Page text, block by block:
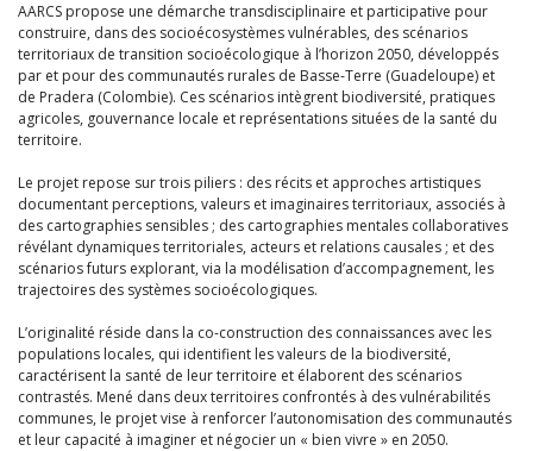
AARCS propose une démarche transdisciplinaire et participative pour
construire, dans des socioécosystèmes vulnérables, des scénarios
territoriaux de transition socioécologique à l’horizon 2050, développés
par et pour des communautés rurales de Basse-Terre (Guadeloupe) et
de Pradera (Colombie). Ces scénarios intègrent biodiversité, pratiques
agricoles, gouvernance locale et représentations situées de la santé du
territoire.
Le projet repose sur trois piliers : des récits et approches artistiques
documentant perceptions, valeurs et imaginaires territoriaux, associés à
des cartographies sensibles ; des cartographies mentales collaboratives
révélant dynamiques territoriales, acteurs et relations causales ; et des
scénarios futurs explorant, via la modélisation d’accompagnement, les
trajectoires des systèmes socioécologiques.
L’originalité réside dans la co-construction des connaissances avec les
populations locales, qui identifient les valeurs de la biodiversité,
caractérisent la santé de leur territoire et élaborent des scénarios
contrastés. Mené dans deux territoires confrontés à des vulnérabilités
communes, le projet vise à renforcer l’autonomisation des communautés
et leur capacité à imaginer et négocier un « bien vivre » en 2050.